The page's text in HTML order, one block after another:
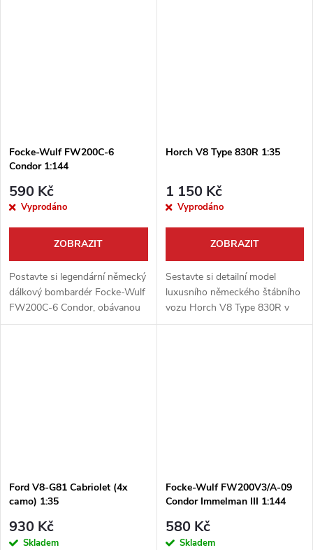
Focke-Wulf FW200C-6
Condor 1:144
590 Kč
Vyprodáno
ZOBRAZIT
Postavte si legendární německý
dálkový bombardér Focke-Wulf
FW200C-6 Condor, obávanou
"Metlu Atlantiku". Tento detailní
Horch V8 Type 830R 1:35
1 150 Kč
Vyprodáno
ZOBRAZIT
Sestavte si detailní model
luxusního německého štábního
vozu Horch V8 Type 830R v
měřítku 1:35. Tato stavebnice
Ford V8-G81 Cabriolet (4x
camo) 1:35
930 Kč
Skladem
Focke-Wulf FW200V3/A-09
Condor Immelman III 1:144
580 Kč
Skladem